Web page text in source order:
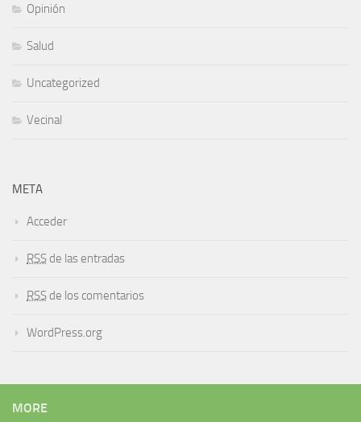
Opinión
Salud
Uncategorized
Vecinal
META
Acceder
RSS de las entradas
RSS de los comentarios
WordPress.org
MORE